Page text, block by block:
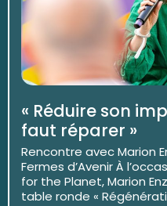
« Réduire son
faut réparer »
Rencontre avec Marion
Fermes d’Avenir À
for the Planet, Marion
table ronde «